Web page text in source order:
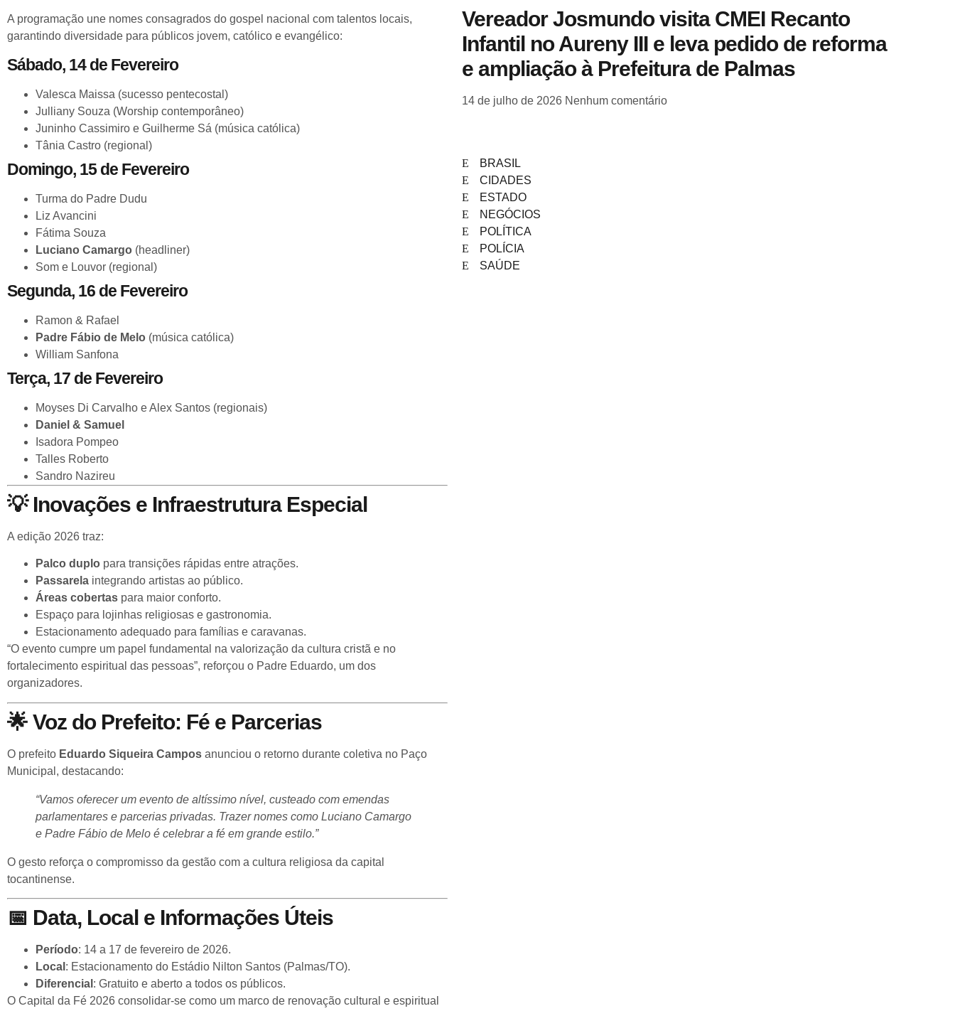
A programação une nomes consagrados do gospel nacional com talentos locais,
garantindo diversidade para públicos jovem, católico e evangélico:
Sábado, 14 de Fevereiro
Valesca Maissa (sucesso pentecostal)
Julliany Souza (Worship contemporâneo)
Juninho Cassimiro e Guilherme Sá (música católica)
Tânia Castro (regional)
Domingo, 15 de Fevereiro
Turma do Padre Dudu
Liz Avancini
Fátima Souza
Luciano Camargo (headliner)
Som e Louvor (regional)
Segunda, 16 de Fevereiro
Ramon & Rafael
Padre Fábio de Melo (música católica)
William Sanfona
Terça, 17 de Fevereiro
Moyses Di Carvalho e Alex Santos (regionais)
Daniel & Samuel
Isadora Pompeo
Talles Roberto
Sandro Nazireu
💡 Inovações e Infraestrutura Especial
A edição 2026 traz:
Palco duplo para transições rápidas entre atrações.
Passarela integrando artistas ao público.
Áreas cobertas para maior conforto.
Espaço para lojinhas religiosas e gastronomia.
Estacionamento adequado para famílias e caravanas.
“O evento cumpre um papel fundamental na valorização da cultura cristã e no
fortalecimento espiritual das pessoas”, reforçou o Padre Eduardo, um dos
organizadores.
🌟 Voz do Prefeito: Fé e Parcerias
O prefeito Eduardo Siqueira Campos anunciou o retorno durante coletiva no Paço
Municipal, destacando:
“Vamos oferecer um evento de altíssimo nível, custeado com emendas
parlamentares e parcerias privadas. Trazer nomes como Luciano Camargo
e Padre Fábio de Melo é celebrar a fé em grande estilo.”
O gesto reforça o compromisso da gestão com a cultura religiosa da capital
tocantinense.
📅 Data, Local e Informações Úteis
Período: 14 a 17 de fevereiro de 2026.
Local : Estacionamento do Estádio Nilton Santos (Palmas/TO).
Diferencial : Gratuito e aberto a todos os públicos.
O Capital da Fé 2026 consolidar-se como um marco de renovação cultural e espiritual
Vereador Josmundo visita CMEI Recanto
Infantil no Aureny III e leva pedido de reforma
e ampliação à Prefeitura de Palmas
14 de julho de 2026 Nenhum comentário
BRASIL
CIDADES
ESTADO
NEGÓCIOS
POLÍTICA
POLÍCIA
SAÚDE